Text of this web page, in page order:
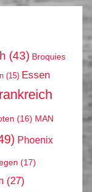
(43) Broquies
(15) Essen
(16) MAN
Phoenix
(17)
(27)